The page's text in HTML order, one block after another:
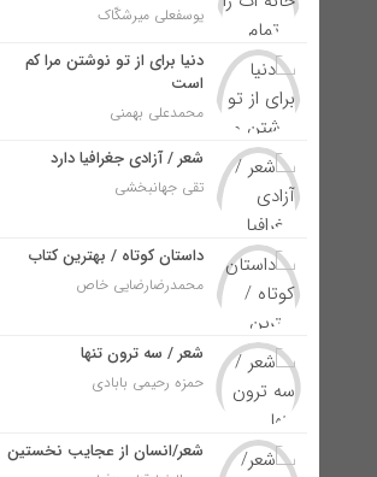
یوسفعلی میرشکّاک
دنیا برای از تو نوشتن مرا کم
است
محمدعلی بهمنی
شعر / آزادی جغرافیا دارد
تقی جهانبخشی
داستان کوتاه / بهترین کتاب
محمدرضارضایی خاص
شعر / سه ترون تنها
حمزه رحیمی بابادی
شعر/انسان از عجایب نخستین